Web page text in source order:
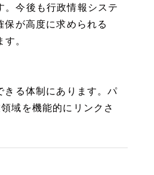
今後も行政情報システ
が高度に求められる
。
きる体制にあります。パ
域を機能的にリンクさ